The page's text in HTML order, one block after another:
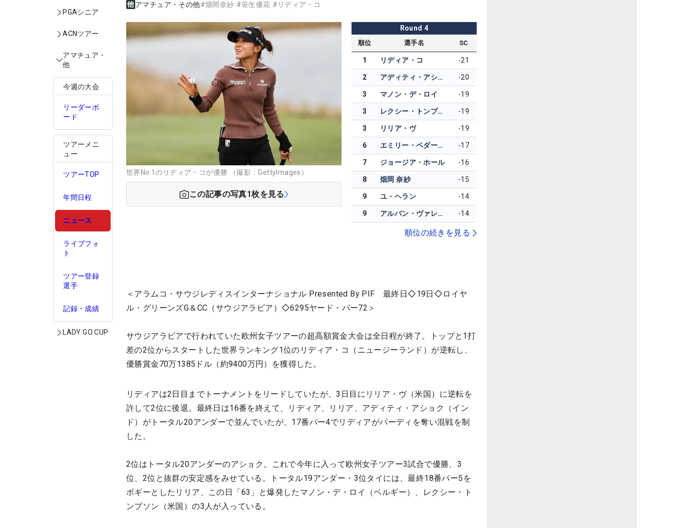
PGAシニア
ACNツアー
アマチュア・
他
今週の大会
リーダーボ
ード
ツアーメニ
ュー
ツアーTOP
年間日程
ニュース
ライブフォ
ト
ツアー登録
選手
記録・成績
LADY GO CUP
アマチュア・その他#畑岡奈紗 #笹生優花 # リディア・コ
世界No.1のリディア・コが優勝 （撮影：GettyImages）
この記事の写真1枚を見る
Round 4
順位 選手名 SC
1 リディア・コ -21
2 アディティ・アショク -20
3 マノン・デ・ロイ -19
3 レクシー・トンプソン -19
3 リリア・ヴ -19
6 エミリー・ペダーセン -17
7 ジョージア・ホール -16
8 畑岡 奈紗 -15
9 ユ・ヘラン -14
9 アルバン・ヴァレンズエラ -14
順位の続きを見る
＜アラムコ・サウジレディスインターナショナル Presented By PIF 最終日◇19日◇ロイヤ
ル・グリーンズG＆CC（サウジアラビア）◇6295ヤード・パー72＞
サウジアラビアで行われていた欧州女子ツアーの超高額賞金大会は全日程が終了。トップと1打
差の2位からスタートした世界ランキング1位のリディア・コ（ニュージーランド）が逆転し、
優勝賞金70万1385ドル（約9400万円）を獲得した。
リディアは2日目までトーナメントをリードしていたが、3日目にリリア・ヴ（米国）に逆転を
許して2位に後退。最終日は16番を終えて、リディア、リリア、アディティ・アショク（イン
ド）がトータル20アンダーで並んでいたが、17番パー4でリディアがバーディを奪い混戦を制
した。
2位はトータル20アンダーのアショク。これで今年に入って欧州女子ツアー3試合で優勝、3
位、2位と抜群の安定感をみせている。トータル19アンダー・3位タイには、最終18番パー5を
ボギーとしたリリア、この日「63」と爆発したマノン・デ・ロイ（ベルギー）、レクシー・ト
ンプソン（米国）の3人が入っている。